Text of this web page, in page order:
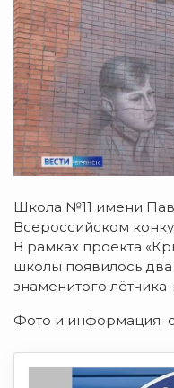
Школа №11 имени
Всероссийском
В рамках проекта
школы появилось
знаменитого
Фото и информация